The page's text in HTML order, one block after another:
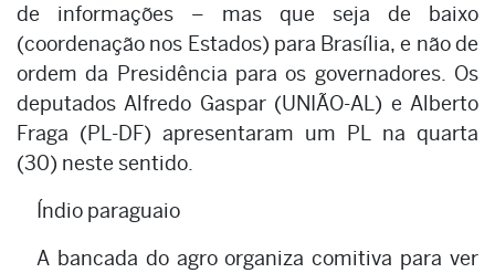
de informações – mas que seja de baixo
(coordenação nos Estados) para Brasília, e não de
ordem da Presidência para os governadores. Os
deputados Alfredo Gaspar (UNIÃO-AL) e Alberto
Fraga (PL-DF) apresentaram um PL na quarta
(30) neste sentido.
Índio paraguaio
A bancada do agro organiza comitiva para ver